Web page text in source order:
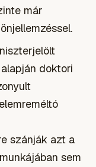
már
doktori
szánják azt a
sem